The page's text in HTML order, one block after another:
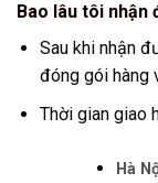
Bao lâu tôi nhận
Sau khi nhận
đóng gói hàng
Thời gian giao
Hà